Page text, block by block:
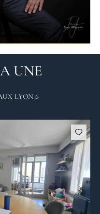
UNE
LYON 6